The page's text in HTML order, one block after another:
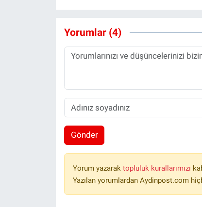
Yorumlar (4)
Gönder
Yorum yazarak topluluk kurallarımızı
Yazılan yorumlardan Aydinpost.com